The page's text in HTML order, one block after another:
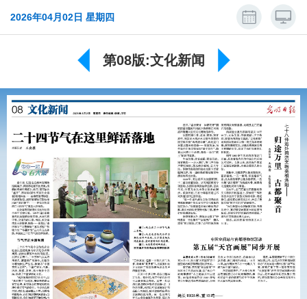
2026年04月02日 星期四
第08版:文化新闻